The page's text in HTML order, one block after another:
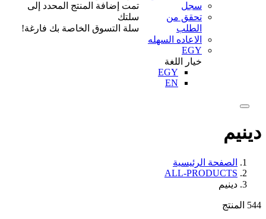
سجل
تحقق من
الطلب
الاعاده السهله
EGY
خيار اللغة
EGY
EN
تمت إضافة المنتج المحدد إلى
سلتك
سلة التسوق الخاصة بك فارغة!
دينيم
الصفحة الرئيسية
ALL-PRODUCTS
دينيم
544 المنتج